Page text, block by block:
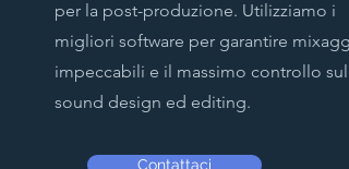
per la post-produzione. Utilizziamo i
migliori software per garantire mixaggi
impeccabili e il massimo controllo sul
sound design ed editing.
Contattaci